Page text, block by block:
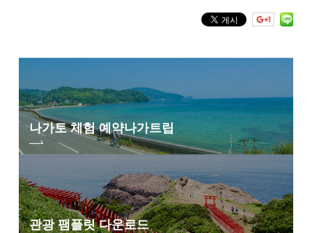
키워드 검색 by Freeword
나가토 체험 예약나가트립
관광 팸플릿 다운로드